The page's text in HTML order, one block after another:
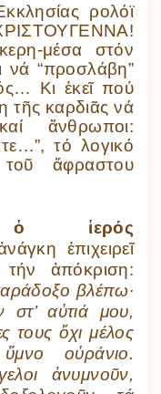
ρολόϊ
μέσα στόν
νά “προσλάβη”
Κι ἐκεῖ πού
τῆς καρδιᾶς νά
ἄνθρωποι:
τό λογικό
τοῦ ἄφραστου
ὁ ἱερός
ἐπιχειρεῖ
τήν ἀπόκριση:
βλέπω·
στ’ αὐτιά μου,
τους ὄχι μέλος
οὐράνιο.
ἀνυμνοῦν,